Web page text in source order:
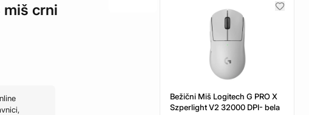
miš crni
Bežični Miš Logitech G PRO X
Szperlight V2 32000 DPI- bela